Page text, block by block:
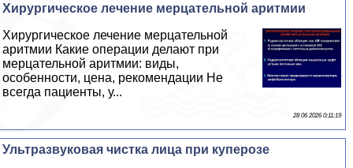
Хирургическое лечение мерцательной аритмии
Хирургическое лечение мерцательной
аритмии Какие операции делают при
мерцательной аритмии: виды,
особенности, цена, рекомендации Не
всегда пациенты, у...
28 06 2026 0:11:19
Ультразвуковая чистка лица при куперозе